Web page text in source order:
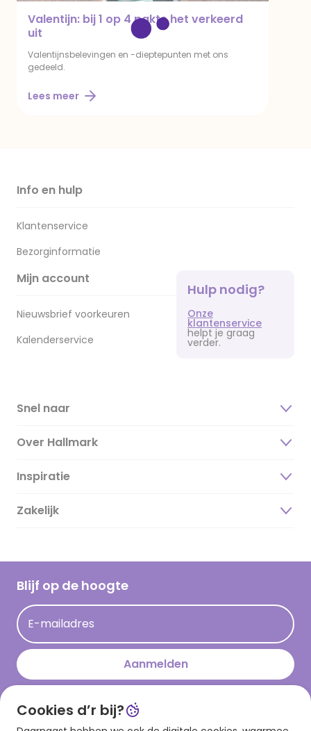
Valentijn: bij 1 op 4 pakte het verkeerd
uit
Valentijnsbelevingen en -dieptepunten met ons
gedeeld.
Lees meer
Info en hulp
Klantenservice
Bezorginformatie
Mijn account
Nieuwsbrief voorkeuren
Kalenderservice
Hulp nodig?
Onze
klantenservice
helpt je graag
verder.
Snel naar
Over Hallmark
Over ons
Duurzaamheid
Hallmark Kaartclub
Acties
Persberichten
Inspiratie
Magazine
Cadeau inspiratie
Op kamp gedichten en versjes
Leuke en grappige op kamp teksten
kamppost inspiratie
Zakelijk
Blijf op de hoogte
E-mailadres
Aanmelden
Download onze app
Cookies d’r bij?